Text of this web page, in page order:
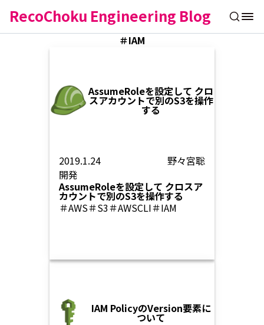
RecoChoku Engineering Blog
＃IAM
AssumeRoleを設定して クロ
スアカウントで別のS3を操作
する
2019.1.24
野々宮聡
開発
AssumeRoleを設定して クロスア
カウントで別のS3を操作する
＃AWS＃S3＃AWSCLI＃IAM
IAM PolicyのVersion要素に
ついて